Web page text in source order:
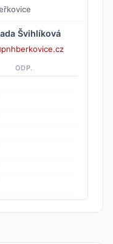
Švihlíková
ODP.